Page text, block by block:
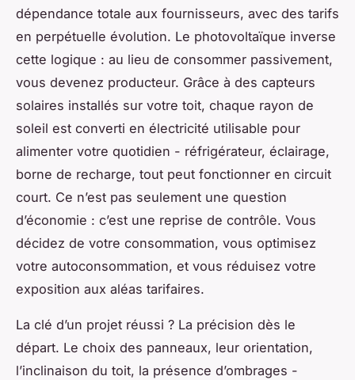
dépendance totale aux fournisseurs, avec des tarifs
en perpétuelle évolution. Le photovoltaïque inverse
cette logique : au lieu de consommer passivement,
vous devenez producteur. Grâce à des capteurs
solaires installés sur votre toit, chaque rayon de
soleil est converti en électricité utilisable pour
alimenter votre quotidien - réfrigérateur, éclairage,
borne de recharge, tout peut fonctionner en circuit
court. Ce n’est pas seulement une question
d’économie : c’est une reprise de contrôle. Vous
décidez de votre consommation, vous optimisez
votre autoconsommation, et vous réduisez votre
exposition aux aléas tarifaires.
La clé d’un projet réussi ? La précision dès le
départ. Le choix des panneaux, leur orientation,
l’inclinaison du toit, la présence d’ombrages -